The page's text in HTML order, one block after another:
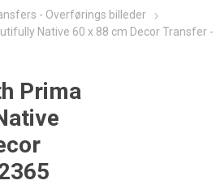
- Overførings billeder
Native 60 x 88 cm Decor Transfer -
Prima